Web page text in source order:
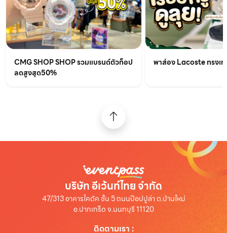
CMG SHOP SHOP รวมแบรนด์ตัวท็อป
ลดสูงสุด50%
พาส่อง Lacoste ทรงเ
บริษัท อีเว้นท์ไทย จำกัด
47/313 อาคารไคตัค ชั้น 5 ถนนป๊อปปูล่า ต.บ้านใหม่
อ.ปากเกร็ด จ.นนทบุรี 11120
ติดตามเรา :